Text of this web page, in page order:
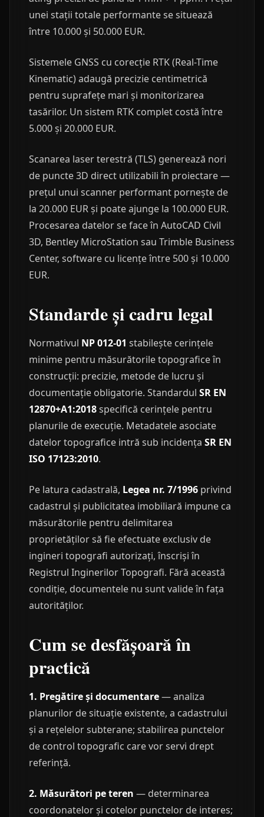
unei stații totale performante se situează
între 10.000 și 50.000 EUR.
Sistemele GNSS cu corecție RTK (Real-Time
Kinematic) adaugă precizie centimetrică
pentru suprafețe mari și monitorizarea
tasărilor. Un sistem RTK complet costă între
5.000 și 20.000 EUR.
Scanarea laser terestră (TLS) generează nori
de puncte 3D direct utilizabili în proiectare —
prețul unui scanner performant pornește de
la 20.000 EUR și poate ajunge la 100.000 EUR.
Procesarea datelor se face în AutoCAD Civil
3D, Bentley MicroStation sau Trimble Business
Center, software cu licențe între 500 și 10.000
EUR.
Standarde și cadru legal
Normativul NP 012-01 stabilește cerințele
minime pentru măsurătorile topografice în
construcții: precizie, metode de lucru și
documentație obligatorie. Standardul SR EN
12870+A1:2018specifică cerințele pentru
planurile de execuție. Metadatele asociate
datelor topografice intră sub incidența SR EN
ISO 17123:2010.
Pe latura cadastrală, Legea nr. 7/1996 privind
cadastrul și publicitatea imobiliară impune ca
măsurătorile pentru delimitarea
proprietăților să fie efectuate exclusiv de
ingineri topografi autorizați, înscriși în
Registrul Inginerilor Topografi. Fără această
condiție, documentele nu sunt valide în fața
autorităților.
Cum se desfășoară în
practică
1. Pregătire și documentare— analiza
planurilor de situație existente, a cadastrului
și a rețelelor subterane; stabilirea punctelor
de control topografic care vor servi drept
referință.
2. Măsurători pe teren — determinarea
coordonatelor și cotelor punctelor de interes;